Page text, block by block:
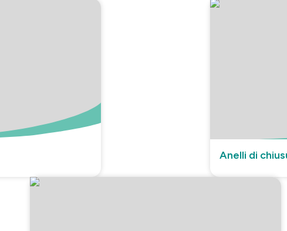
Anelli di